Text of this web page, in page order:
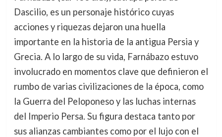
Dascilio, es un personaje histórico cuyas
acciones y riquezas dejaron una huella
importante en la historia de la antigua Persia y
Grecia. A lo largo de su vida, Farnábazo estuvo
involucrado en momentos clave que definieron el
rumbo de varias civilizaciones de la época, como
la Guerra del Peloponeso y las luchas internas
del Imperio Persa. Su figura destaca tanto por
sus alianzas cambiantes como por el lujo con el